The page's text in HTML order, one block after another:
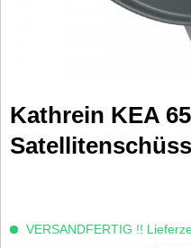
Kathrein KEA
VERSANDFERTIG !!